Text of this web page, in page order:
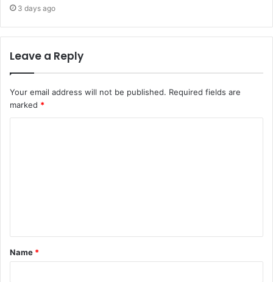
3 days ago
Leave a Reply
Your email address will not be published. Required fields are
marked *
t
*
Name *